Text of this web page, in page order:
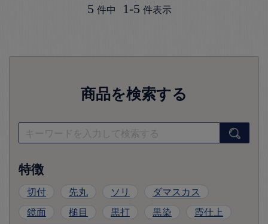
5 件中 1 -5 件表示
商品を検索する
特徴
切付 先丸 ソリ
ダマスカス
鏡面
槌目 黒打 黒染
霞仕上